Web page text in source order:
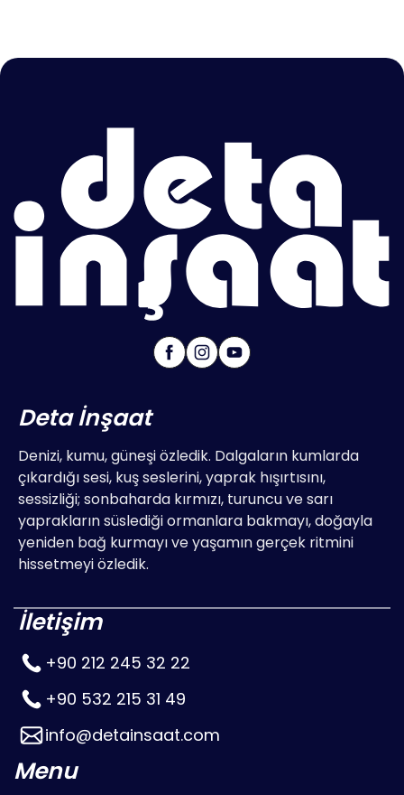
Deta İnşaat
Denizi, kumu, güneşi özledik. Dalgaların kumlarda
çıkardığı sesi, kuş seslerini, yaprak hışırtısını,
sessizliği; sonbaharda kırmızı, turuncu ve sarı
yaprakların süslediği ormanlara bakmayı, doğayla
yeniden bağ kurmayı ve yaşamın gerçek ritmini
hissetmeyi özledik.
İletişim
+90 212 245 32 22
+90 532 215 31 49
info@detainsaat.com
Menu